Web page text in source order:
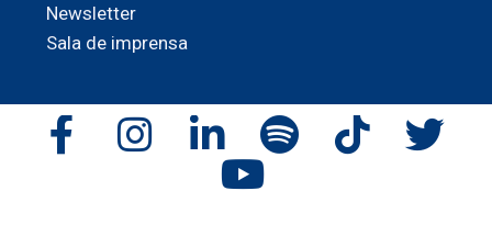
Newsletter
Sala de imprensa